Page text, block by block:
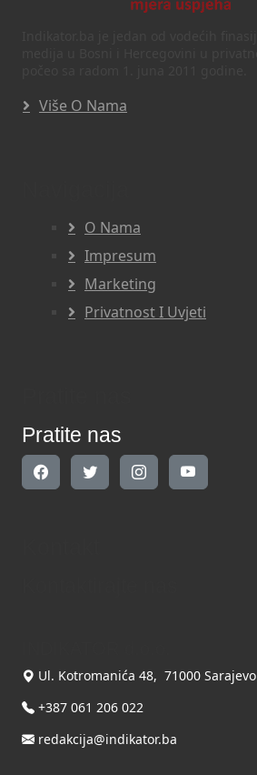
Više O Nama
O Nama
Impresum
Marketing
Privatnost I Uvjeti
Pratite nas
Ul. Kotromanića 48, 71000 Sarajevo
+387 061 206 022
redakcija@indikator.ba